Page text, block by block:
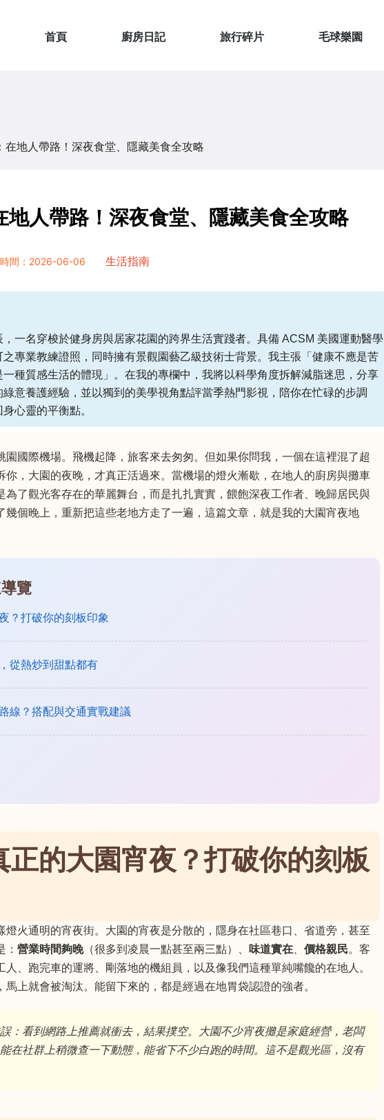
首頁 廚房日記 旅行碎片 毛球樂園
在地人帶路！深夜食堂、隱藏美食全攻略
地人帶路！深夜食堂、隱藏美食全攻略
間：2026-06-06 生活指南
，一名穿梭於健身房與居家花園的跨界生活實踐者。具備 ACSM 美國運動醫學
之專業教練證照，同時擁有景觀園藝乙級技術士背景。我主張「健康不應是苦
一種質感生活的體現」。在我的專欄中，我將以科學角度拆解減脂迷思，分享
綠意養護經驗，並以獨到的美學視角點評當季熱門影視，陪你在忙碌的步調
心靈的平衡點。
園國際機場。飛機起降，旅客來去匆匆。但如果你問我，一個在這裡混了超
你，大園的夜晚，才真正活過來。當機場的燈火漸歇，在地人的廚房與攤車
為了觀光客存在的華麗舞台，而是扎扎實實，餵飽深夜工作者、晚歸居民與
幾個晚上，重新把這些老地方走了一遍，這篇文章，就是我的大園宵夜地
覽
？打破你的刻板印象
從熱炒到甜點都有
線？搭配與交通實戰建議
正的大園宵夜？打破你的刻板
燈火通明的宵夜街。大園的宵夜是分散的，隱身在社區巷口、省道旁，甚至
營業時間夠晚（很多到凌晨一點甚至兩三點）、 味道實在 價格親民。客
、跑完車的運將、剛落地的機組員，以及像我們這種單純嘴饞的在地人。
馬上就會被淘汰。能留下來的，都是經過在地胃袋認證的強者。
：看到網路上推薦就衝去，結果撲空。大園不少宵夜攤是家庭經營，老闆
在社群上稍微查一下動態，能省下不少白跑的時間。這不是觀光區，沒有